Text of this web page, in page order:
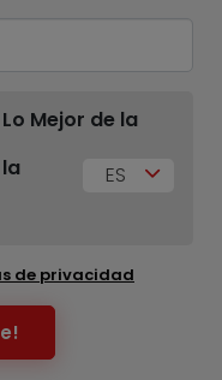
Mejor de la
ES
de privacidad